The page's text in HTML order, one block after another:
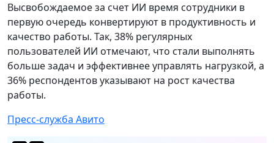
Высвобождаемое за счет ИИ время сотрудники в
первую очередь конвертируют в продуктивность и
качество работы. Так, 38% регулярных
пользователей ИИ отмечают, что стали выполнять
больше задач и эффективнее управлять нагрузкой, а
36% респондентов указывают на рост качества
работы.
Пресс-служба Авито